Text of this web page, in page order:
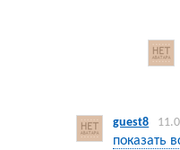
guest8
показать